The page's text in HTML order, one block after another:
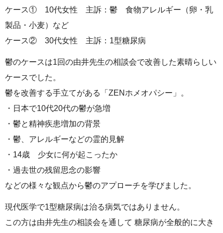
ケース① 10代女性 主訴：鬱 食物アレルギー（卵・乳
製品・小麦）など
ケース② 30代女性 主訴：1型糖尿病
鬱のケースは1回の由井先生の相談会で改善した素晴らしい
ケースでした。
鬱を改善する手立てがある「ZENホメオパシー」。
・日本で10代20代の鬱が急増
・鬱と精神疾患増加の背景
・鬱、アレルギーなどの霊的見解
・14歳 少女に何が起こったか
・過去世の残留思念の影響
などの様々な観点から鬱のアプローチを学びました。
現代医学で1型糖尿病は治る病気ではありません。
この方は由井先生の相談会を通して 糖尿病が全般的に大き